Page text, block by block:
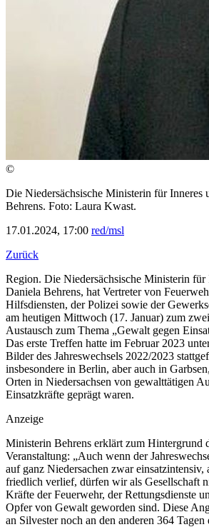
©
Die Niedersächsische Ministerin für Inneres
Behrens. Foto: Laura Kwast.
17.01.2024, 17:00 red/msl
Zurück
Region. Die Niedersächsische Ministerin für
Daniela Behrens, hat Vertreter von
Hilfsdiensten, der Polizei sowie der
am heutigen Mittwoch (17. Januar) zum
Austausch zum Thema „Gewalt gegen
Das erste Treffen hatte im Februar 2023
Bilder des Jahreswechsels 2022/2023
insbesondere in Berlin, aber auch in
Orten in Niedersachsen von gewalttätigen
Einsatzkräfte geprägt waren.
Anzeige
Ministerin Behrens erklärt zum Hintergrund
Veranstaltung: „Auch wenn der
auf ganz Niedersachen zwar einsatzintensiv,
friedlich verlief, dürfen wir als Gesellschaft
Kräfte der Feuerwehr, der Rettungsdienste
Opfer von Gewalt geworden sind. Diese
an Silvester noch an den anderen 364 Tagen